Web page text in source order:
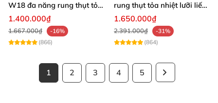
W18 đa năng rung thụt tỏa
nhiệt remote hiện đại
1.400.000₫
1.667.000₫
-16%
(866)
rung thụt tỏa nhiệt lưỡi liếm
massage
1.650.000₫
2.391.000₫
-31%
(864)
1 2 3 4 5